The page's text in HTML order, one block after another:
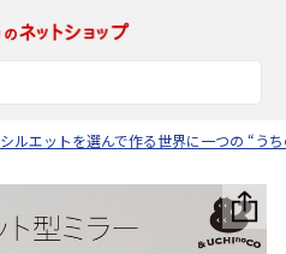
シルエットを選んで作る世界に一つの “う